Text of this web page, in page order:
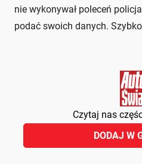
nie wykonywał poleceń
podać swoich danych.
Czytaj nas
DODAJ W